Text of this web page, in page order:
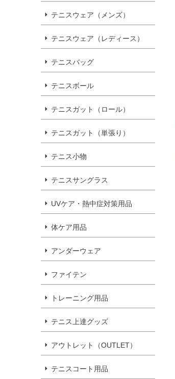
テニスウェア（メンズ）
テニスウェア（レディース）
テニスバッグ
テニスボール
テニスガット（ロール）
テニスガット（単張り）
テニス小物
テニスサングラス
UVケア・熱中症対策用品
体ケア用品
アンダーウェア
ファイテン
トレーニング用品
テニス上達グッズ
アウトレット（OUTLET）
テニスコート用品